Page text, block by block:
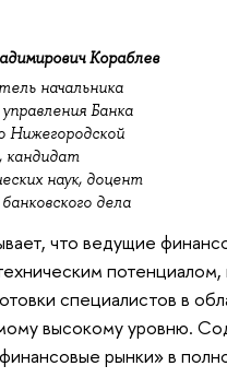
Кораблев
начальника
управления Банка
Нижегородской
кандидат
наук, доцент
дела
что ведущие
специалистов в
высокому уровню.
рынки» в